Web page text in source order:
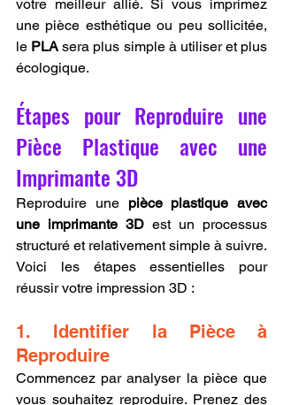
votre meilleur allié. Si vous imprimez
une pièce esthétique ou peu sollicitée,
le PLA sera plus simple à utiliser et plus
écologique.
Étapes pour Reproduire une
Pièce Plastique avec une
Imprimante 3D
Reproduire une pièce plastique avec
une imprimante 3D est un processus
structuré et relativement simple à suivre.
Voici les étapes essentielles pour
réussir votre impression 3D :
1. Identifier la Pièce à
Reproduire
Commencez par analyser la pièce que